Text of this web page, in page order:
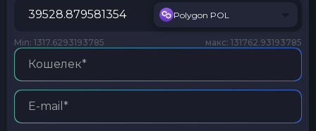
Polygon POL
Min: 1317.6293193785 макс: 131762.93193785